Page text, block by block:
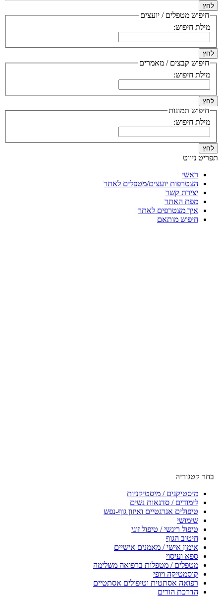
לחץ
חיפוש מטפלים / יועצים
מילת חיפוש:
לחץ
חיפוש קבצים / מאמרים
מילת חיפוש:
לחץ
חיפוש תמונות
מילת חיפוש:
לחץ
תפריט ניווט
ראשי
הצטרפות יועצים/מטפלים לאתר
יצירת קשר
מפת האתר
איך מצטרפים לאתר
חיפוש מותאם
בחר קטגוריה
מיסטיקנים / מיסטיקניות
לימודים / סדנאות נשים
טיפולים אנרגטיים ואיזון גוף-נפש
שימושי
טיפול ריגשי / טיפול זוגי
חיטוב הגוף
אימון אישי / מאמנים אישיים
ספא ועיסוי
מטפלים / מטפלות ברפואה משלימה
קוסמטיקה ויופי
רפואה אסתטית וטיפולים אסתטיים
הדרכת הורים